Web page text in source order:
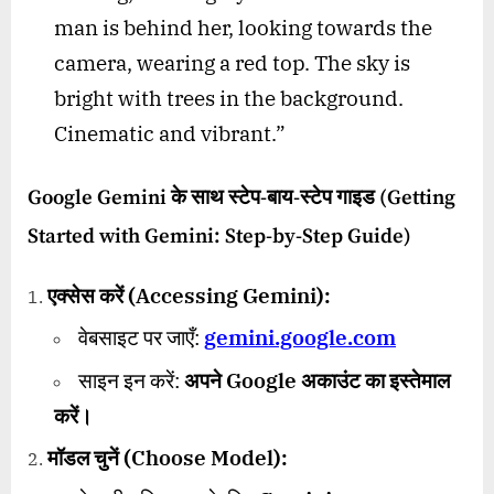
man is behind her, looking towards the
camera, wearing a red top. The sky is
bright with trees in the background.
Cinematic and vibrant.”
Google Geminiके साथ स्टेप-बाय-स्टेप गाइड (Getting
Started with Gemini: Step-by-Step Guide)
एक्सेस करें (Accessing Gemini):
वेबसाइट पर जाएँ: gemini.google.com
साइन इन करें: अपने Google अकाउंट का इस्तेमाल
करें।
मॉडल चुनें (Choose Model):